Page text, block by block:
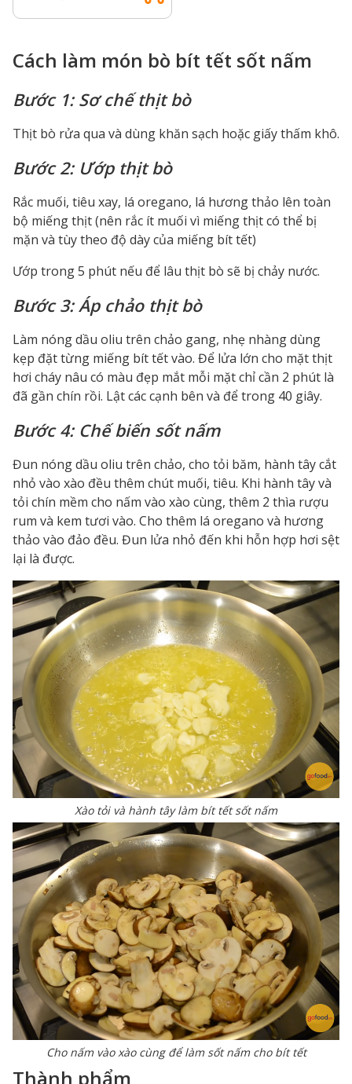
Cách làm món bò bít tết sốt nấm
Bước 1: Sơ chế thịt bò
Thịt bò rửa qua và dùng khăn sạch hoặc giấy thấm khô.
Bước 2: Ướp thịt bò
Rắc muối, tiêu xay, lá oregano, lá hương thảo lên toàn
bộ miếng thịt (nên rắc ít muối vì miếng thịt có thể bị
mặn và tùy theo độ dày của miếng bít tết)
Ướp trong 5 phút nếu để lâu thịt bò sẽ bị chảy nước.
Bước 3: Áp chảo thịt bò
Làm nóng dầu oliu trên chảo gang, nhẹ nhàng dùng
kẹp đặt từng miếng bít tết vào. Để lửa lớn cho mặt thịt
hơi cháy nâu có màu đẹp mắt mỗi mặt chỉ cần 2 phút là
đã gần chín rồi. Lật các cạnh bên và để trong 40 giây.
Bước 4: Chế biến sốt nấm
Đun nóng dầu oliu trên chảo, cho tỏi băm, hành tây cắt
nhỏ vào xào đều thêm chút muối, tiêu. Khi hành tây và
tỏi chín mềm cho nấm vào xào cùng, thêm 2 thìa rượu
rum và kem tươi vào. Cho thêm lá oregano và hương
thảo vào đảo đều. Đun lửa nhỏ đến khi hỗn hợp hơi sệt
lại là được.
Xào tỏi và hành tây làm bít tết sốt nấm
Cho nấm vào xào cùng để làm sốt nấm cho bít tết
Thành phẩm